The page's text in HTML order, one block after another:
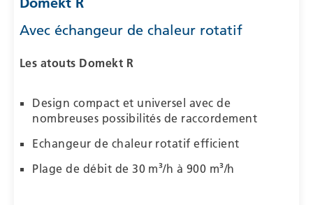
Avec échangeur de chaleur rotatif
Les atouts Domekt R
Design compact et universel avec de
nombreuses possibilités de raccordement
Echangeur de chaleur rotatif efficient
Plage de débit de 30 m³/h à 900 m³/h